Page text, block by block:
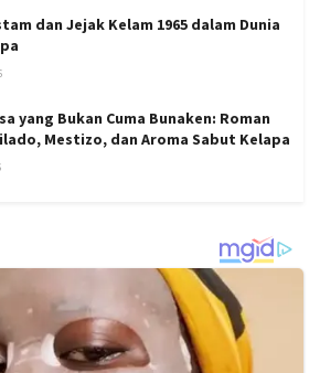
dan Jejak Kelam 1965 dalam Dunia
yang Bukan Cuma Bunaken: Roman
Mestizo, dan Aroma Sabut Kelapa